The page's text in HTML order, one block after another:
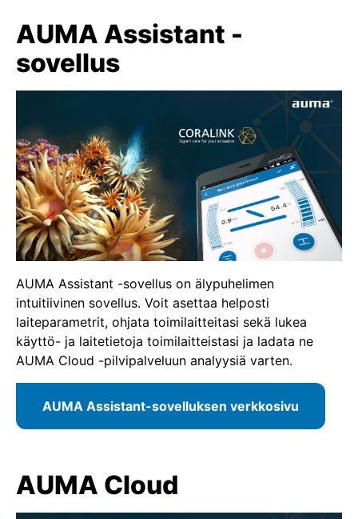
AUMA Assistant -
sovellus
AUMA Assistant -sovellus on älypuhelimen
intuitiivinen sovellus. Voit asettaa helposti
laiteparametrit, ohjata toimilaitteitasi sekä lukea
käyttö- ja laitetietoja toimilaitteistasi ja ladata ne
AUMA Cloud -pilvipalveluun analyysiä varten.
AUMA Assistant-sovelluksen verkkosivu
AUMA Cloud